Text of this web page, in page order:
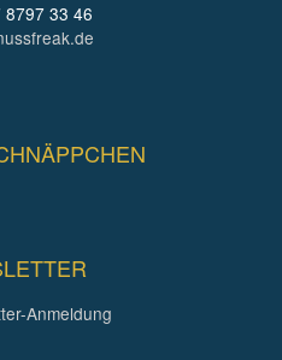
8797 33 46
Anmeldung